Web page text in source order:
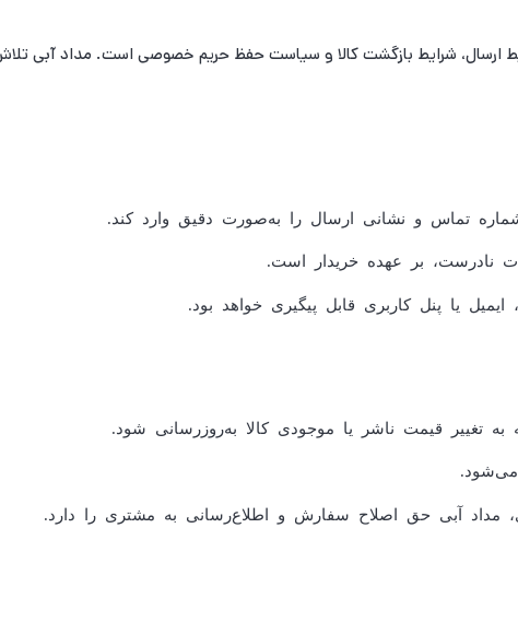
ارسال، شرایط بازگشت کالا و سیاست حفظ حریم خصوصی است. مداد آبی
تماس و نشانی ارسال را به‌صورت دقیق وارد کند.
نادرست، بر عهده خریدار است.
یا پنل کاربری قابل پیگیری خواهد بود.
قیمت ناشر یا موجودی کالا به‌روزرسانی شود.
آبی حق اصلاح سفارش و اطلاع‌رسانی به مشتری را دارد.